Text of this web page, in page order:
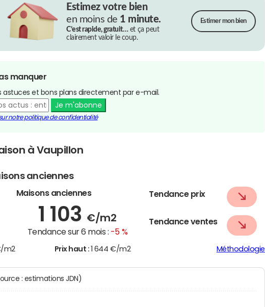
Estimez votre bien
en moins de 1 minute.
C’est rapide, gratuit…et ça peut
clairement valoir le coup.
Estimer mon bien
manquer
astuces et bons plans directement par e-mail.
Je m'abonne
notre politique de confidentialité
à Vaupillon
anciennes
Maisons anciennes
1 103 €/m2
Tendance sur 6 mois : -5 %
Tendance prix
Tendance ventes
m2 Prix haut : 1 644 €/m2 Méthodologie
au m2 (source : estimations JDN)